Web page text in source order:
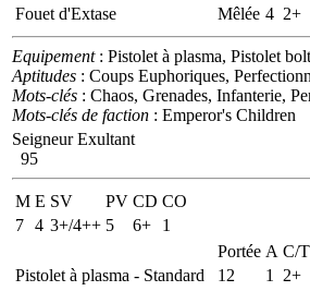
Fouet d'Extase
Mêlée 4 2+
Equipement: Pistolet à plasma, Pistolet
Aptitudes : Coups Euphoriques,
Mots-clés : Chaos, Grenades, Infanterie,
Mots-clés de faction : Emperor's Children
Seigneur Exultant
95
M E SV PV CD CO
7 4 3+/4++ 5 6+
1
Portée A C/T
Pistolet à plasma - Standard
12 1 2+